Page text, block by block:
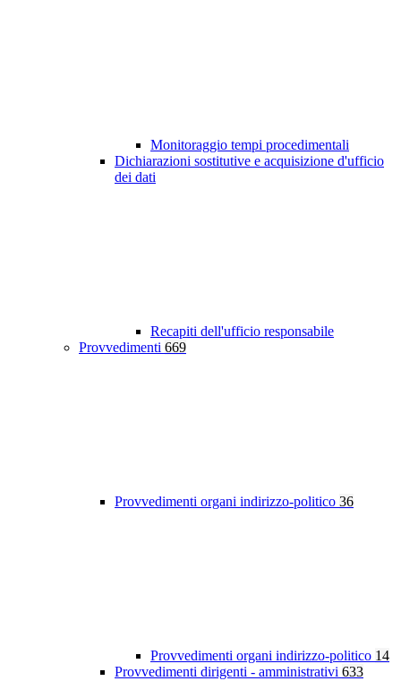
Monitoraggio tempi procedimentali
Dichiarazioni sostitutive e acquisizione d'ufficio
dei dati
Recapiti dell'ufficio responsabile
Provvedimenti 669
Provvedimenti organi indirizzo-politico 36
Provvedimenti organi indirizzo-politico 14
Provvedimenti dirigenti - amministrativi 633